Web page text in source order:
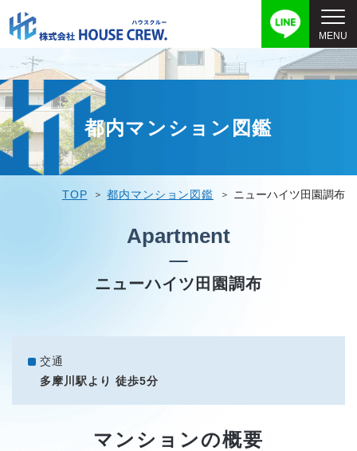
都内マンション図鑑
TOP 都内マンション図鑑 ニューハイツ田園調布
Apartment
ニューハイツ田園調布
交通
多摩川駅より 徒歩5分
マンションの概要